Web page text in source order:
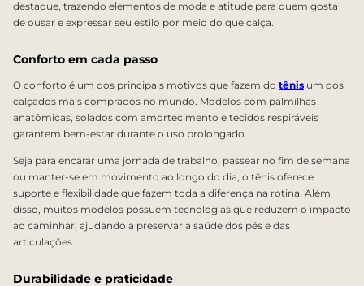
destaque, trazendo elementos de moda e atitude para quem gosta
de ousar e expressar seu estilo por meio do que calça.
Conforto em cada passo
O conforto é um dos principais motivos que fazem do tênis um dos
calçados mais comprados no mundo. Modelos com palmilhas
anatômicas, solados com amortecimento e tecidos respiráveis
garantem bem-estar durante o uso prolongado.
Seja para encarar uma jornada de trabalho, passear no fim de semana
ou manter-se em movimento ao longo do dia, o tênis oferece
suporte e flexibilidade que fazem toda a diferença na rotina. Além
disso, muitos modelos possuem tecnologias que reduzem o impacto
ao caminhar, ajudando a preservar a saúde dos pés e das
articulações.
Durabilidade e praticidade